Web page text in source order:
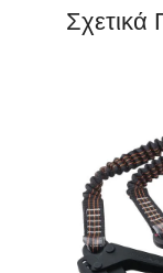
Σχετικά